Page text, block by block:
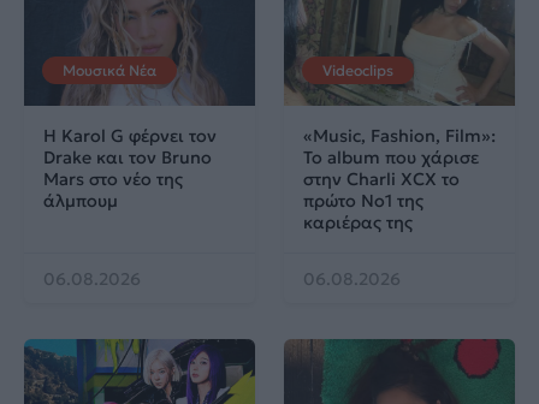
Μουσικά Νέα
Η Karol G φέρνει τον
Drake και τον Bruno
Mars στο νέο της
άλμπουμ
06.08.2026
Videoclips
«Music, Fashion, Film»:
Το album που χάρισε
στην Charli XCX το
πρώτο No1 της
καριέρας της
06.08.2026